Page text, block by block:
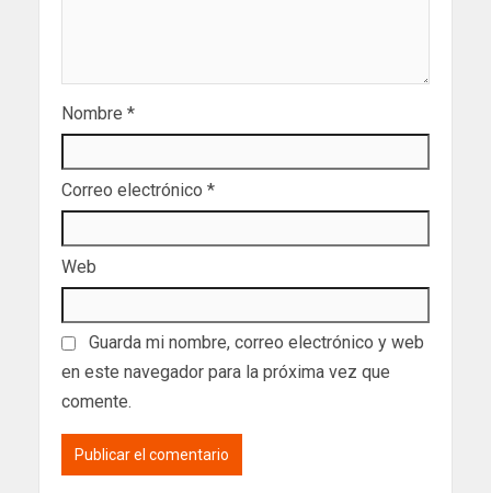
Nombre *
Correo electrónico *
Web
Guarda mi nombre, correo electrónico y web
en este navegador para la próxima vez que
comente.